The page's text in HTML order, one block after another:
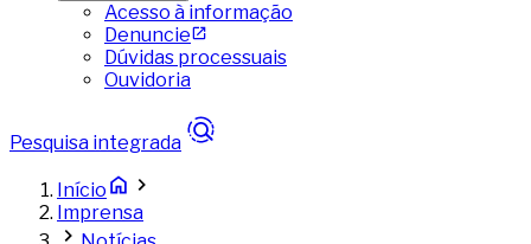
Acesso à informação
Denuncie
Dúvidas processuais
Ouvidoria
Pesquisa integrada
Início
Imprensa